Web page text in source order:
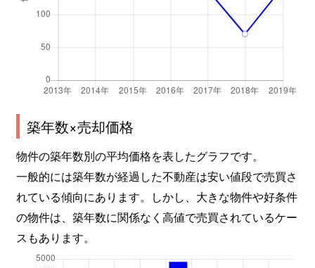
築年数×売却価格
物件の築年数別の平均価格を表したグラフです。
一般的には築年数が経過した不動産は安い値段で売買さ
れている傾向にあります。しかし、大きな物件や好条件
の物件は、築年数に関係なく高値で売買されているケー
スもあります。